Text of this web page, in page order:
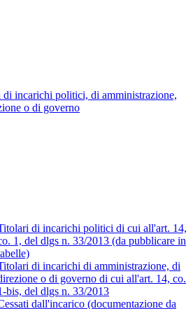
di incarichi politici, di amministrazione,
o di governo
di incarichi politici di cui all'art. 14,
1, del dlgs n. 33/2013 (da pubblicare in
di incarichi di amministrazione, di
o di governo di cui all'art. 14, co.
bis, del dlgs n. 33/2013
dall'incarico (documentazione da